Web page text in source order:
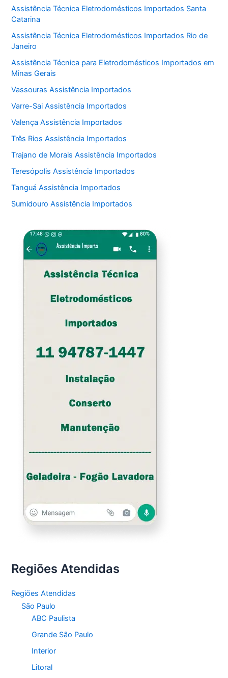
Assistência Técnica Eletrodomésticos Importados Santa
Catarina
Assistência Técnica Eletrodomésticos Importados Rio de
Janeiro
Assistência Técnica para Eletrodomésticos Importados em
Minas Gerais
Vassouras Assistência Importados
Varre-Sai Assistência Importados
Valença Assistência Importados
Três Rios Assistência Importados
Trajano de Morais Assistência Importados
Teresópolis Assistência Importados
Tanguá Assistência Importados
Sumidouro Assistência Importados
Regiões Atendidas
Regiões Atendidas
São Paulo
ABC Paulista
Grande São Paulo
Interior
Litoral